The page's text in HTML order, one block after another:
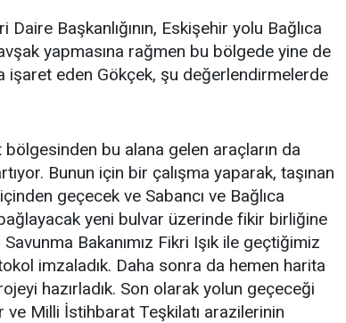
Daire Başkanlığının, Eskişehir yolu Bağlıca
yapmasına rağmen bu bölgede yine de
işaret eden Gökçek, şu değerlendirmelerde
bu alana gelen araçların da
Bunun için bir çalışma yaparak, taşınan
geçecek ve Sabancı ve Bağlıca
yeni bulvar üzerinde fikir birliğine
Bakanımız Fikri Işık ile geçtiğimiz
imzaladık. Daha sonra da hemen harita
hazırladık. Son olarak yolun geçeceği
ve Milli İstihbarat Teşkilatı arazilerinin